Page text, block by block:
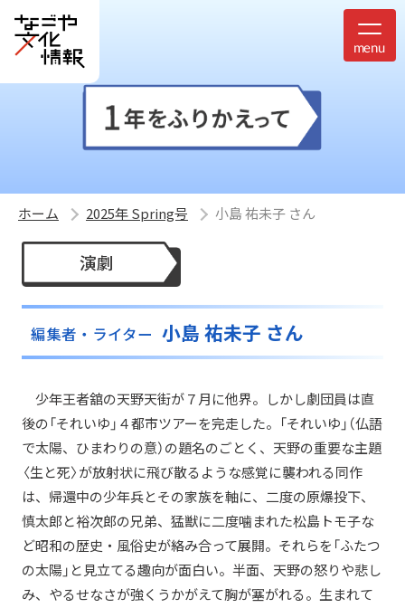
ホーム 2025年 Spring号 小島 祐未子 さん
演劇
編集者・ライター 小島 祐未子 さん
少年王者舘の天野天街が７月に他界。しかし劇団員は直
後の「それいゆ」４都市ツアーを完走した。「それいゆ」（仏語
で太陽、ひまわりの意）の題名のごとく、天野の重要な主題
〈生と死〉が放射状に飛び散るような感覚に襲われる同作
は、帰還中の少年兵とその家族を軸に、二度の原爆投下、
慎太郎と裕次郎の兄弟、猛獣に二度噛まれた松島トモ子な
ど昭和の歴史・風俗史が絡み合って展開。それらを「ふたつ
の太陽」と見立てる趣向が面白い。半面、天野の怒りや悲し
み、やるせなさが強くうかがえて胸が塞がれる。生まれて